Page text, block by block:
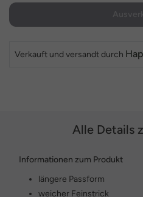
Verkauft und versandt durch
Alle Details
Informationen zum Produkt
längere Passform
weicher Feinstrick